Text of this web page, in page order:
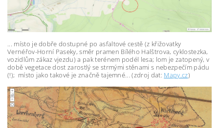
... místo je dobře dostupné po asfaltové cestě (z křižovatky
Vernéřov-Horní Paseky, směr pramen Bílého Halštrova, cyklostezka,
vozidlům zákaz vjezdu) a pak terénem podél lesa; lom je zatopený, v
době vegetace dost zarostlý se strmými stěnami s nebezpečím pádu
(!); místo jako takové je značně tajemné... (zdroj dat: Mapy.cz)